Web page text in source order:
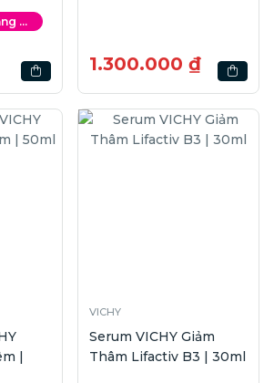
...
1.300.000 ₫
|
VICHY
Serum VICHY Giảm
Thâm Lifactiv B3 | 30ml